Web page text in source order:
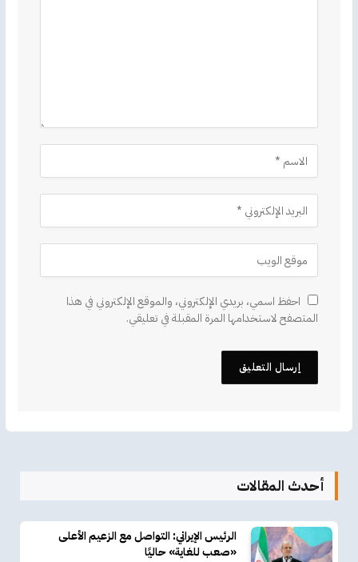
احفظ اسمي، بريدي الإلكتروني، والموقع الإلكتروني في هذا
المتصفح لاستخدامها المرة المقبلة في تعليقي.
أحدث المقالات
الرئيس الإيراني: التواصل مع الزعيم الأعلى
«صعب للغاية» حاليًا